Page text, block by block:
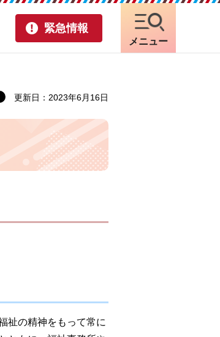
緊急情報
メニュー
更新日：2023年6月16日
祉の精神をもって常に